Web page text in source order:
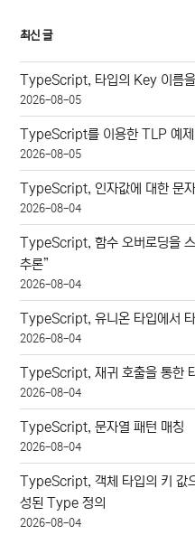
최신 글
TypeScript, 타입의 Key 이름을
2026-08-05
TypeScript를 이용한 TLP 예제
2026-08-05
TypeScript, 인자값에 대한 문자
2026-08-04
TypeScript, 함수 오버로딩을
추론”
2026-08-04
TypeScript, 유니온 타입에서
2026-08-04
TypeScript, 재귀 호출을 통한
2026-08-04
TypeScript, 문자열 패턴 매칭
2026-08-04
TypeScript, 객체 타입의 키 값
성된 Type 정의
2026-08-04